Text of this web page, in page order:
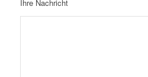
Ihre Nachricht